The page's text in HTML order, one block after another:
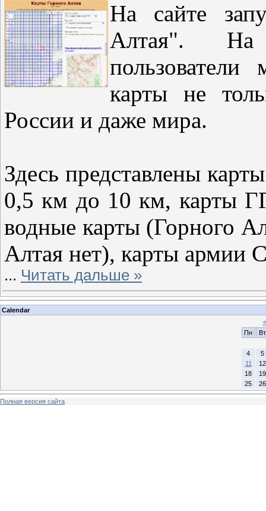
На сайте
Алтая". На
пользователи
карты не
России и даже мира.
Здесь представлены
0,5 км до 10 км, карты
водные карты (Горного
Алтая нет), карты
... Читать дальше »
Calendar
«
Пн
Вт
4
5
11
12
18
19
25
26
Полная версия сайта